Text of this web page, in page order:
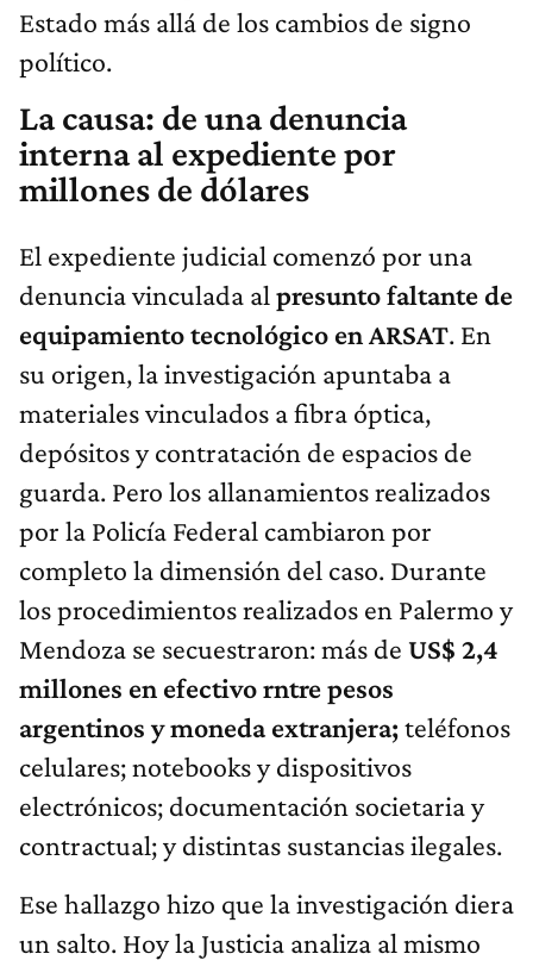
Estado más allá de los cambios de signo
político.
La causa: de una denuncia
interna al expediente por
millones de dólares
El expediente judicial comenzó por una
denuncia vinculada al presunto faltante de
equipamiento tecnológico en ARSAT. En
su origen, la investigación apuntaba a
materiales vinculados a fibra óptica,
depósitos y contratación de espacios de
guarda. Pero los allanamientos realizados
por la Policía Federal cambiaron por
completo la dimensión del caso. Durante
los procedimientos realizados en Palermo y
Mendoza se secuestraron: más de US$ 2,4
millones en efectivo rntre pesos
argentinos y moneda extranjera;teléfonos
celulares; notebooks y dispositivos
electrónicos; documentación societaria y
contractual; y distintas sustancias ilegales.
Ese hallazgo hizo que la investigación diera
un salto. Hoy la Justicia analiza al mismo